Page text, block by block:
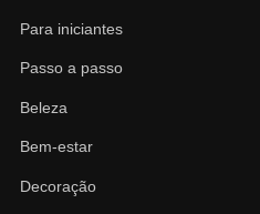
Para iniciantes
Passo a passo
Beleza
Bem-estar
Decoração